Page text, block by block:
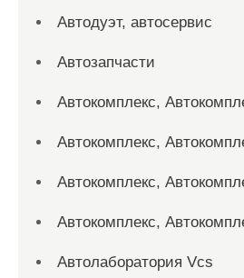
Автодуэт, автосервис
Автозапчасти
Автокомплекс,
Автокомплекс,
Автокомплекс,
Автокомплекс,
Автолаборатория Vcs